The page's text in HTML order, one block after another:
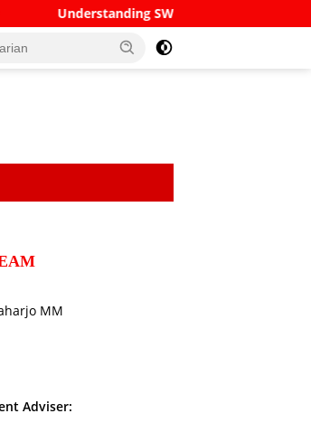
Codes, BICs and IBANs: A Complete
MM
Adviser: